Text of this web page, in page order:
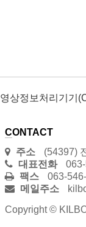
영상정보처리기기
CONTACT
주소
(54397)
대표전화
팩스
063-
메일주소
Copyright ©